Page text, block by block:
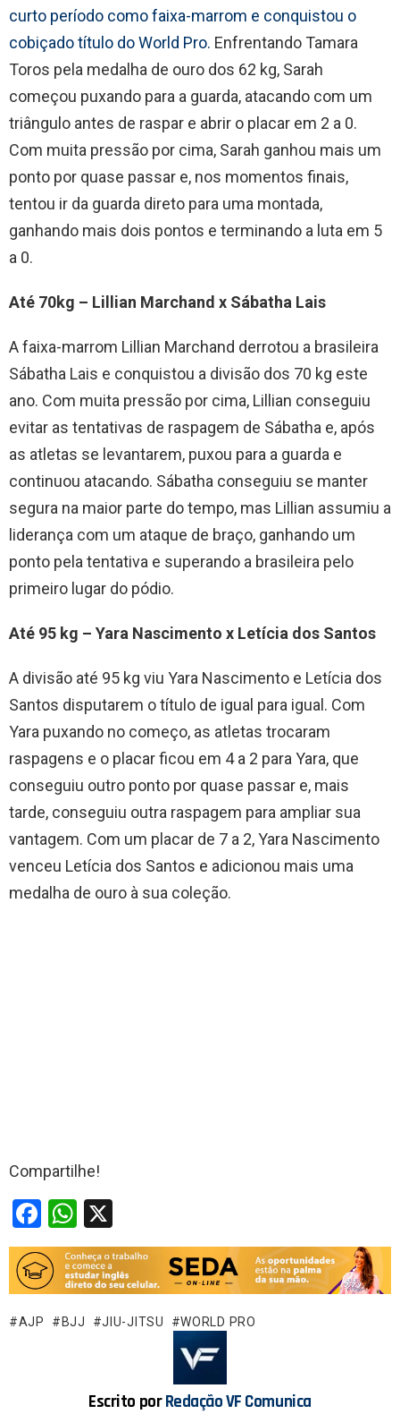
curto período como faixa-marrom e conquistou o
cobiçado título do World Pro. Enfrentando Tamara
Toros pela medalha de ouro dos 62 kg, Sarah
começou puxando para a guarda, atacando com um
triângulo antes de raspar e abrir o placar em 2 a 0.
Com muita pressão por cima, Sarah ganhou mais um
ponto por quase passar e, nos momentos finais,
tentou ir da guarda direto para uma montada,
ganhando mais dois pontos e terminando a luta em 5
a 0.
Até 70kg – Lillian Marchand x Sábatha Lais
A faixa-marrom Lillian Marchand derrotou a brasileira
Sábatha Lais e conquistou a divisão dos 70 kg este
ano. Com muita pressão por cima, Lillian conseguiu
evitar as tentativas de raspagem de Sábatha e, após
as atletas se levantarem, puxou para a guarda e
continuou atacando. Sábatha conseguiu se manter
segura na maior parte do tempo, mas Lillian assumiu a
liderança com um ataque de braço, ganhando um
ponto pela tentativa e superando a brasileira pelo
primeiro lugar do pódio.
Até 95 kg – Yara Nascimento x Letícia dos Santos
A divisão até 95 kg viu Yara Nascimento e Letícia dos
Santos disputarem o título de igual para igual. Com
Yara puxando no começo, as atletas trocaram
raspagens e o placar ficou em 4 a 2 para Yara, que
conseguiu outro ponto por quase passar e, mais
tarde, conseguiu outra raspagem para ampliar sua
vantagem. Com um placar de 7 a 2, Yara Nascimento
venceu Letícia dos Santos e adicionou mais uma
medalha de ouro à sua coleção.
Compartilhe!
F
a
ce
b
o
W
h
at
s
A
AJP BJJ JIU-JITSU WORLD PRO
Escrito porRedação VF Comunica